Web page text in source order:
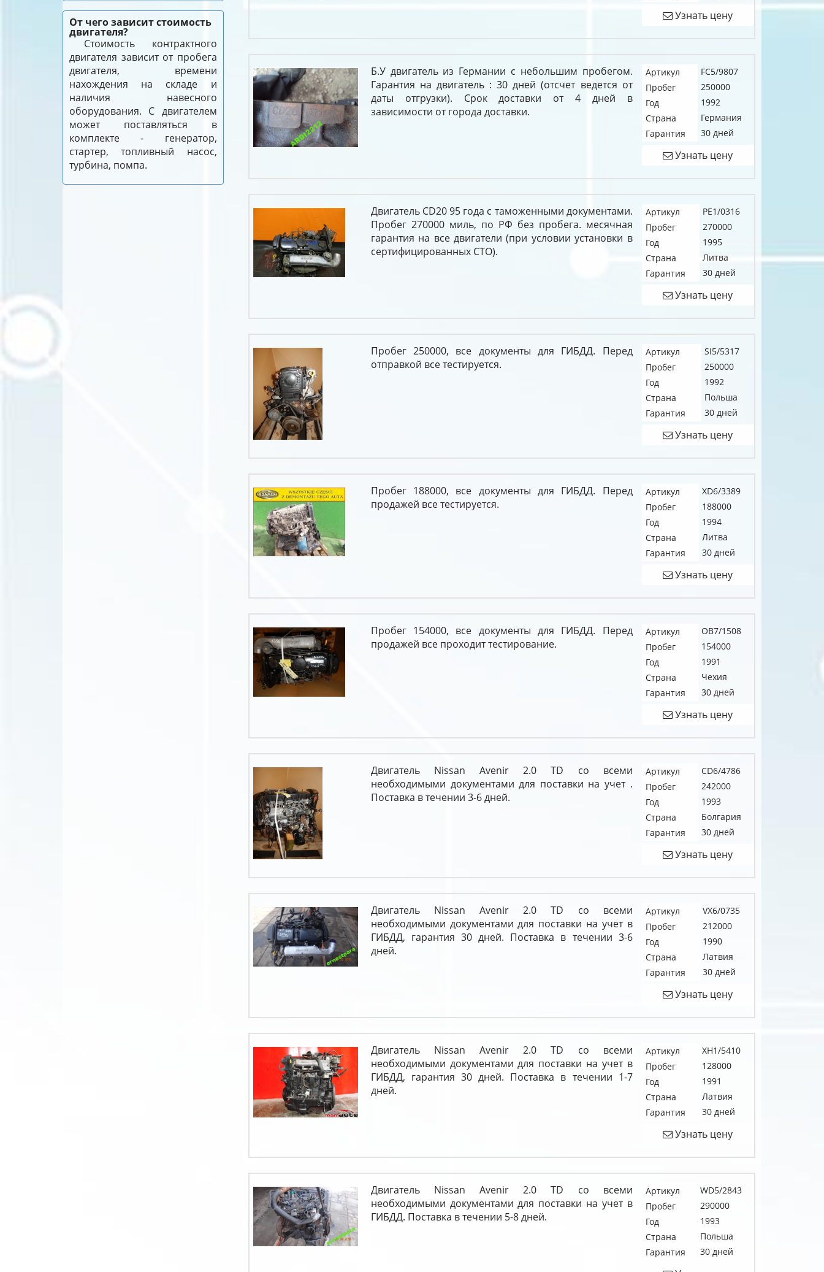
От чего зависит стоимость
двигателя?
Стоимость контрактного
двигателя зависит от пробега
двигателя, времени
нахождения на складе и
наличия навесного
оборудования. С двигателем
может поставляться в
комплекте - генератор,
стартер, топливный насос,
турбина, помпа.
Узнать цену
Б.У двигатель из Германии с небольшим пробегом.
Гарантия на двигатель : 30 дней (отсчет ведется от
даты отгрузки). Срок доставки от 4 дней в
зависимости от города доставки.
Артикул
FC5/9807
Пробег
250000
Год
1992
Страна
Германия
Гарантия
30 дней
Узнать цену
Двигатель CD20 95 года с таможенными документами.
Пробег 270000 миль, по РФ без пробега. месячная
гарантия на все двигатели (при условии установки в
сертифицированных СТО).
Артикул
PE1/0316
Пробег
270000
Год
1995
Страна
Литва
Гарантия
30 дней
Узнать цену
Пробег 250000, все документы для ГИБДД. Перед
отправкой все тестируется.
Артикул
SI5/5317
Пробег
250000
Год
1992
Страна
Польша
Гарантия
30 дней
Узнать цену
Пробег 188000, все документы для ГИБДД. Перед
продажей все тестируется.
Артикул
XD6/3389
Пробег
188000
Год
1994
Страна
Литва
Гарантия
30 дней
Узнать цену
Пробег 154000, все документы для ГИБДД. Перед
продажей все проходит тестирование.
Артикул
OB7/1508
Пробег
154000
Год
1991
Страна
Чехия
Гарантия
30 дней
Узнать цену
Двигатель Nissan Avenir 2.0 TD со всеми
необходимыми документами для поставки на учет .
Поставка в течении 3-6 дней.
Артикул
CD6/4786
Пробег
242000
Год
1993
Страна
Болгария
Гарантия
30 дней
Узнать цену
Двигатель Nissan Avenir 2.0 TD со всеми
необходимыми документами для поставки на учет в
ГИБДД, гарантия 30 дней. Поставка в течении 3-6
дней.
Артикул
VX6/0735
Пробег
212000
Год
1990
Страна
Латвия
Гарантия
30 дней
Узнать цену
Двигатель Nissan Avenir 2.0 TD со всеми
необходимыми документами для поставки на учет в
ГИБДД, гарантия 30 дней. Поставка в течении 1-7
дней.
Артикул
XH1/5410
Пробег
128000
Год
1991
Страна
Латвия
Гарантия
30 дней
Узнать цену
Двигатель Nissan Avenir 2.0 TD со всеми
необходимыми документами для поставки на учет в
ГИБДД. Поставка в течении 5-8 дней.
Артикул
WD5/2843
Пробег
290000
Год
1993
Страна
Польша
Гарантия
30 дней